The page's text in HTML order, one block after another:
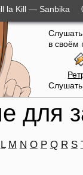
la Kill — Sanbika
в своём
для
L M N O P Q R S